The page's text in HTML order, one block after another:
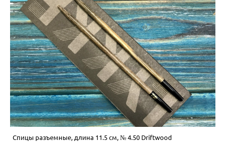
Спицы разъемные, длина 11.5 см, № 4.50 Driftwood